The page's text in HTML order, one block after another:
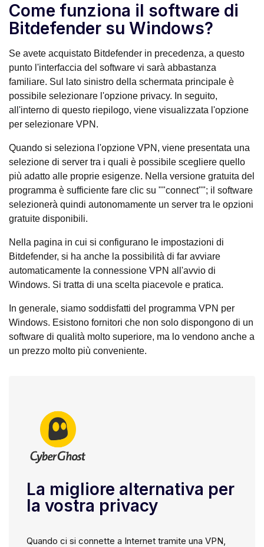
Come funziona il software di
Bitdefender su Windows?
Se avete acquistato Bitdefender in precedenza, a questo
punto l'interfaccia del software vi sarà abbastanza
familiare. Sul lato sinistro della schermata principale è
possibile selezionare l'opzione privacy. In seguito,
all'interno di questo riepilogo, viene visualizzata l'opzione
per selezionare VPN.
Quando si seleziona l'opzione VPN, viene presentata una
selezione di server tra i quali è possibile scegliere quello
più adatto alle proprie esigenze. Nella versione gratuita del
programma è sufficiente fare clic su ""connect""; il software
selezionerà quindi autonomamente un server tra le opzioni
gratuite disponibili.
Nella pagina in cui si configurano le impostazioni di
Bitdefender, si ha anche la possibilità di far avviare
automaticamente la connessione VPN all'avvio di
Windows. Si tratta di una scelta piacevole e pratica.
In generale, siamo soddisfatti del programma VPN per
Windows. Esistono fornitori che non solo dispongono di un
software di qualità molto superiore, ma lo vendono anche a
un prezzo molto più conveniente.
La migliore alternativa per
la vostra privacy
Quando ci si connette a Internet tramite una VPN,